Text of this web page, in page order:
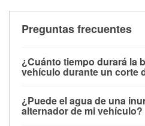
Preguntas frecuentes
¿Cuánto tiempo durará la
vehículo durante un corte
alimentar pequeños
limitado, pero el uso
¿Puede el agua de una
alternador de mi vehículo?